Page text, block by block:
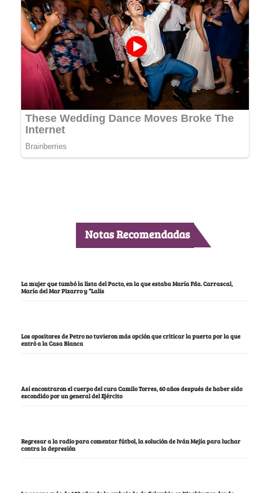
Notas Recomendadas
La mujer que tumbó la lista del Pacto, en la que estaba María Fda. Carrascal,
María del Mar Pizarro y “Lalis
Los opositores de Petro no tuvieron más opción que criticar la puerta por la que
entró a la Casa Blanca
Así encontraron el cuerpo del cura Camilo Torres, 60 años después de haber sido
escondido por un general del Ejército
Regresar a la radio para comentar fútbol, la solución de Iván Mejía para luchar
contra la depresión